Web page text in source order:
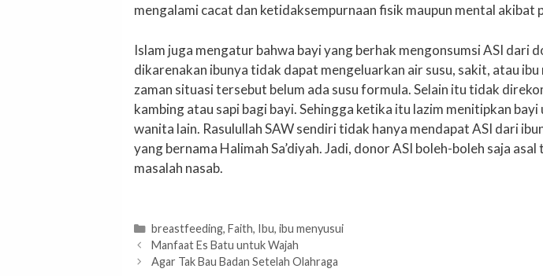
mengalami cacat dan ketidaksempurnaan fisik maupun mental akibat
Islam juga mengatur bahwa bayi yang berhak mengonsumsi ASI dari
dikarenakan ibunya tidak dapat mengeluarkan air susu, sakit, atau
zaman situasi tersebut belum ada susu formula. Selain itu tidak
kambing atau sapi bagi bayi. Sehingga ketika itu lazim menitipkan
wanita lain. Rasulullah SAW sendiri tidak hanya mendapat ASI dari
yang bernama Halimah Sa’diyah. Jadi, donor ASI boleh-boleh saja
masalah nasab.
Categories
breastfeeding, Faith, Ibu, ibu menyusui
Manfaat Es Batu untuk Wajah
Agar Tak Bau Badan Setelah Olahraga